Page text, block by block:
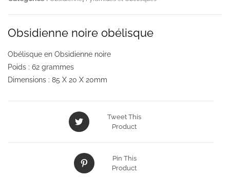
Obsidienne noire obélisque
Obélisque en Obsidienne noire
Poids : 62 grammes
Dimensions : 85 X 20 X 20mm
Tweet This
Product
Pin This
Product